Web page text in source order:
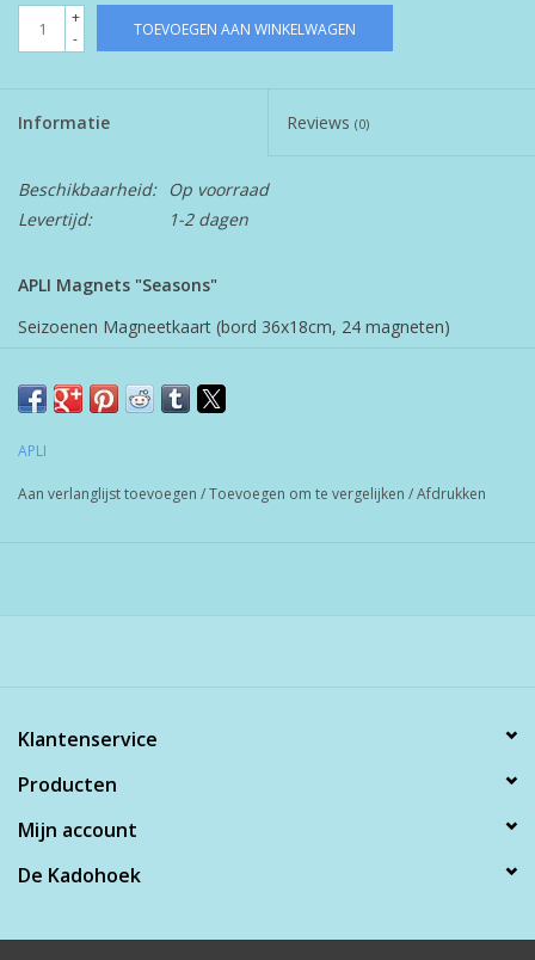
+
-
TOEVOEGEN AAN WINKELWAGEN
Informatie Reviews (0)
Beschikbaarheid:
Op voorraad
Levertijd:
1-2 dagen
APLI Magnets "Seasons"
Seizoenen Magneetkaart (bord 36x18cm, 24 magneten)
APLI
Aan verlanglijst toevoegen /Toevoegen om te vergelijken /Afdrukken
Klantenservice
Producten
Mijn account
De Kadohoek